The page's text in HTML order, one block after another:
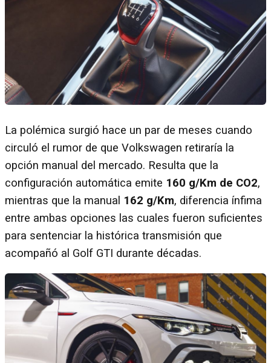
La polémica surgió hace un par de meses cuando
circuló el rumor de que Volkswagen retiraría la
opción manual del mercado. Resulta que la
configuración automática emite 160 g/Km de CO2,
mientras que la manual 162 g/Km, diferencia ínfima
entre ambas opciones las cuales fueron suficientes
para sentenciar la histórica transmisión que
acompañó al Golf GTI durante décadas.